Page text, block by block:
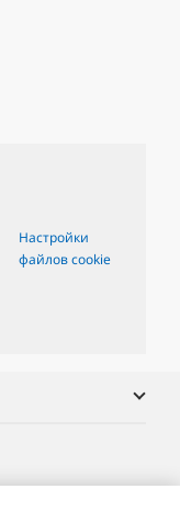
Настройки
файлов cookie